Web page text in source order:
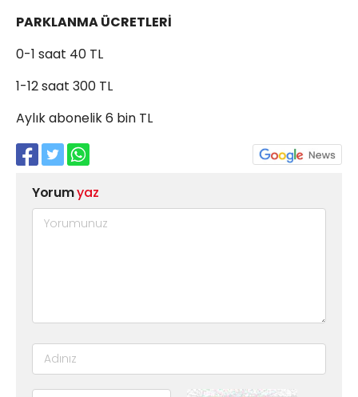
PARKLANMA ÜCRETLERİ
0-1 saat 40 TL
1-12 saat 300 TL
Aylık abonelik 6 bin TL
Yorumyaz